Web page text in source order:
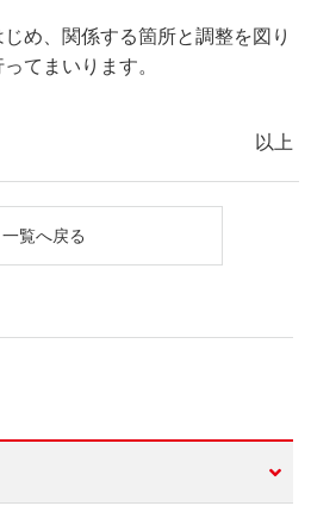
め、関係する箇所と調整を図り
てまいります。
以上
一覧へ戻る